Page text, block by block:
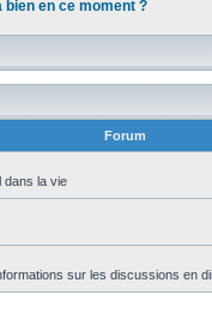
bien en ce moment ?
Forum
dans la vie
sur les discussions en